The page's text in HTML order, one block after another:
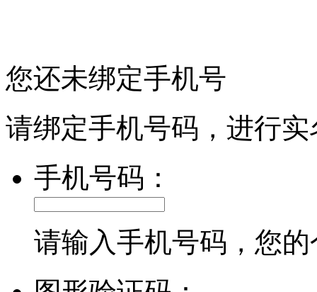
您还未绑定手机号
请绑定手机号码，进行
手机号码：
请输入手机号码，您